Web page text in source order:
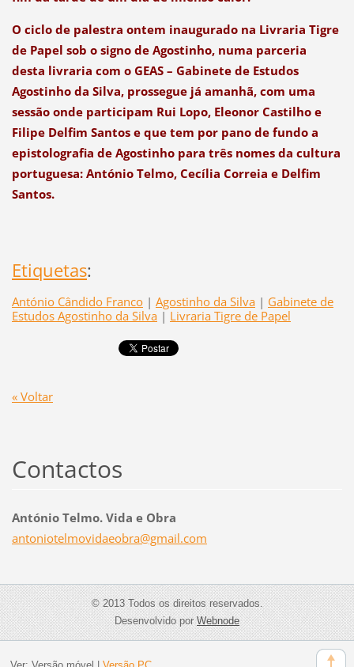
O ciclo de palestra ontem inaugurado na Livraria Tigre
de Papel sob o signo de Agostinho, numa parceria
desta livraria com o GEAS – Gabinete de Estudos
Agostinho da Silva, prossegue já amanhã, com uma
sessão onde participam Rui Lopo, Eleonor Castilho e
Filipe Delfim Santos e que tem por pano de fundo a
epistolografia de Agostinho para três nomes da cultura
portuguesa: António Telmo, Cecília Correia e Delfim
Santos.
Etiquetas:
António Cândido Franco | Agostinho da Silva | Gabinete de
Estudos Agostinho da Silva | Livraria Tigre de Papel
« Voltar
Contactos
António Telmo. Vida e Obra
antoniotelmovidaeobra@gmail.com
© 2013 Todos os direitos reservados.
Desenvolvido porWebnode